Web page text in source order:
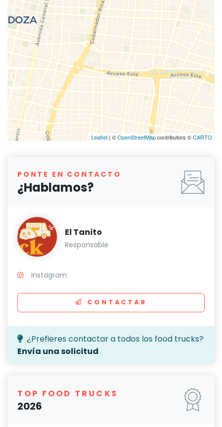
Leaflet | ©OpenStreetMapcontributors ©CARTO
PONTE EN CONTACTO
¿Hablamos?
El Tanito
Responsable
Instagram
CONTACTAR
¿Prefieres contactar a todos los food trucks?
Envía una solicitud
TOP FOOD TRUCKS
2026